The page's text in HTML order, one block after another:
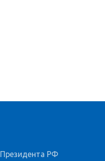
Президента РФ